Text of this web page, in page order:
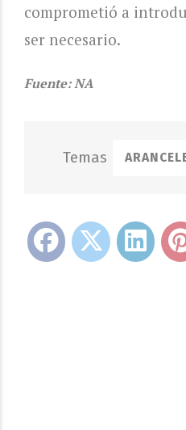
comprometió a
ser necesario.
Fuente: NA